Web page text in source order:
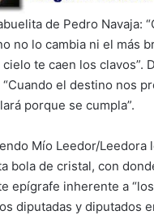
de Pedro Navaja:
no lo cambia ni el más
cielo te caen los clavos”.
el destino nos
porque se cumpla”.
Mío Leedor/Leedora
bola de cristal, con
epígrafe inherente a
diputadas y diputados